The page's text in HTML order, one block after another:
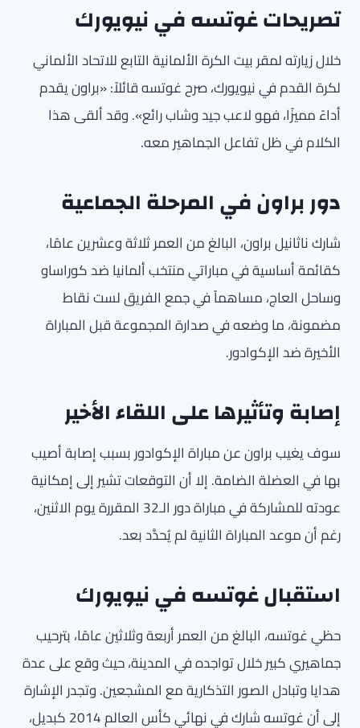
تصريحات غوتسه في نيويورك
خلال زيارته لمقر بيت الكرة الألمانية التابع للاتحاد الألماني
لكرة القدم في نيويورك، صرح غوتسه قائلاً: «براون يقدم
أداءً مميزًا، فهو لاعب جيد وشاب رائع». وقد ألقى هذا
الكلام في ظل تفاعل الجماهير معه.
دور براون في المرحلة الجماعية
شارك ناثانيل براون، البالغ من العمر ثلاثة وعشرين عامًا،
كقائمة أساسية في مباراتي منتخب ألمانيا ضد كوراساو
وساحل العاج، مساهماً في جمع الفريق لست نقاط
مضمونة، ما وضعه في صدارة المجموعة قبل المباراة
الأخيرة ضد الإكوادور.
إصابة وتأثيرها على اللقاء الأخير
سوف يغيب براون عن مباراة الإكوادور بسبب إصابة أصيب
بها في العضلة الضامة. إلا أن التوقعات تشير إلى إمكانية
عودته للمشاركة في مباراة دور الـ32 المقررة يوم الاثنين،
رغم أن موعد المباراة الثانية لم يُحدَّد بعد.
استقبال غوتسه في نيويورك
حظي غوتسه، البالغ من العمر أربعة وثلاثين عامًا، بترحيب
جماهيري كبير خلال تواجده في المدينة، حيث وقع على عدة
هدايا وتبادل الصور التذكارية مع المشجعين. وتجدر الإشارة
إلى أن غوتسه شارك في نهائي كأس العالم 2014 كبديل،